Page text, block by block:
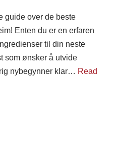
guide over de beste
Enten du er en erfaren
til din neste
som ønsker å utvide
nybegynner klar… Read